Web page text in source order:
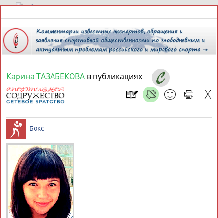
8 августа 2026 года,04:44
1персона
Карина
ТАЗАБЕКОВА
Ваш запрос: "Карина Тазабекова"
Карина ТАЗАБЕКОВА в публикациях
Бокс